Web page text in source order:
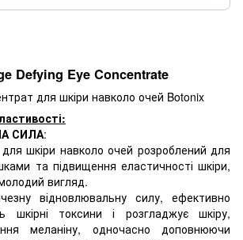
Defying Eye Concentrate
для шкіри навколо очей Botonix
СИЛА:
шкіри навколо очей розроблений для
та підвищення еластичності шкіри,
вигляд.
відновлювальну силу, ефективно
шкірні токсини і розгладжує шкіру,
меланіну, одночасно доповнюючи